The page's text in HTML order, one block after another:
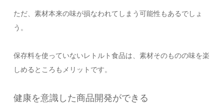
ただ、素材本来の味が損なわれてしまう可能性もあるでしょ
う。
保存料を使っていないレトルト食品は、素材そのものの味を楽
しめるところもメリットです。
健康を意識した商品開発ができる